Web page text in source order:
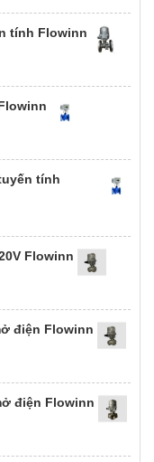
tính Flowinn
tính
Flowinn
điện Flowinn
điện Flowinn